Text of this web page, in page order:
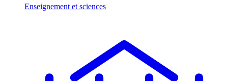
Enseignement et sciences